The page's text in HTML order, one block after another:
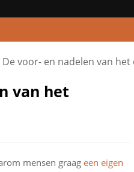
De voor- en nadelen van
van het
mensen graag een eigen